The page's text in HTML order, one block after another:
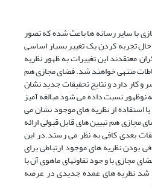
با سایر رسانه ها باعث شده که تصور
تجربه کردن یک تغییر بسیار اساسی
معتقدند این تغییرات به ظهور نظریه
منتهی خواهند شد. فضای مجازی هم
و کار دارد و نتایج تحقیقات جدید نشان
نوظهور نسبت داده می شود مبالغه آمیز
استفاده از نظریه های موجود نشان می
مجازی هم تبیین های قابل قبولی ارائه
بعدی کافی به نظر می رسند.در این
بودن نظریه های موجود ارتباطی برای
مجازی با و جود تفاوتهای ماهوی آن با
شد نظریه های عمده جدیدی در عرصه